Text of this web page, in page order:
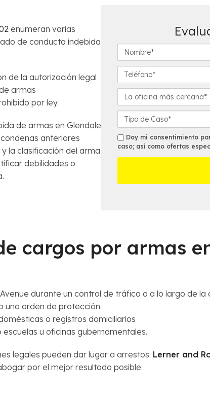
enumeran varias
de conducta indebida
de la autorización legal
armas
por ley.
de armas en Glendale
anteriores
la clasificación del arma
debilidades o
o
m
r
*
e
l
f
n
o
*
a
o
i
c
i
c
*
e
t
a
l
a
s
s
m
s
Doy mi consentimiento
caso; así como ofertas
cargos por armas
durante un control de tráfico o a lo largo de la
una orden de protección
o registros domiciliarios
u oficinas gubernamentales.
legales pueden dar lugar a arrestos. Lerner and
por el mejor resultado posible.